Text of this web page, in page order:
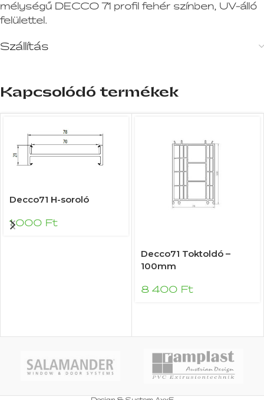
mélységű DECCO 71 profil fehér színben, UV-álló
felülettel.
Szállítás
Kapcsolódó termékek
Decco71 H-soroló
1 000 Ft
Decco71 Toktoldó –
100mm
8 400 Ft